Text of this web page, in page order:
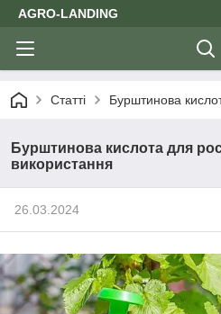
AGRO-LANDING
Статті Бурштинова
Бурштинова кислота для
використання
26.03.2024